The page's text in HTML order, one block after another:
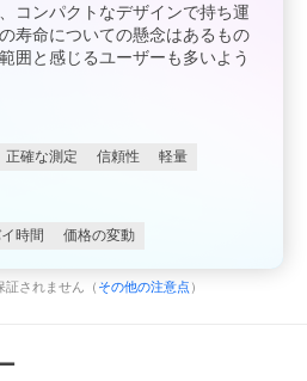
コンパクトなデザインで持ち運
寿命についての懸念はあるもの
囲と感じるユーザーも多いよう
正確な測定 信頼性 軽量
時間 価格の変動
証されません（ その他の注意点 ）